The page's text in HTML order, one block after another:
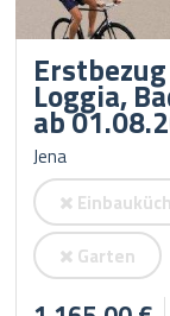
Loggia,
ab
Jena
Garten